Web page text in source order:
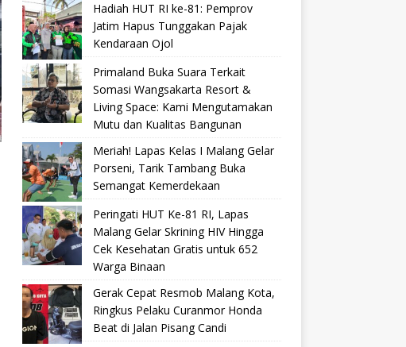
Hadiah HUT RI ke-81: Pemprov
Jatim Hapus Tunggakan Pajak
Kendaraan Ojol
Primaland Buka Suara Terkait
Somasi Wangsakarta Resort &
Living Space: Kami Mengutamakan
Mutu dan Kualitas Bangunan
Meriah! Lapas Kelas I Malang Gelar
Porseni, Tarik Tambang Buka
Semangat Kemerdekaan
Peringati HUT Ke-81 RI, Lapas
Malang Gelar Skrining HIV Hingga
Cek Kesehatan Gratis untuk 652
Warga Binaan
Gerak Cepat Resmob Malang Kota,
Ringkus Pelaku Curanmor Honda
Beat di Jalan Pisang Candi